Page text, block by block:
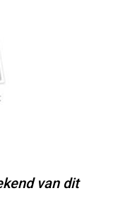
van dit